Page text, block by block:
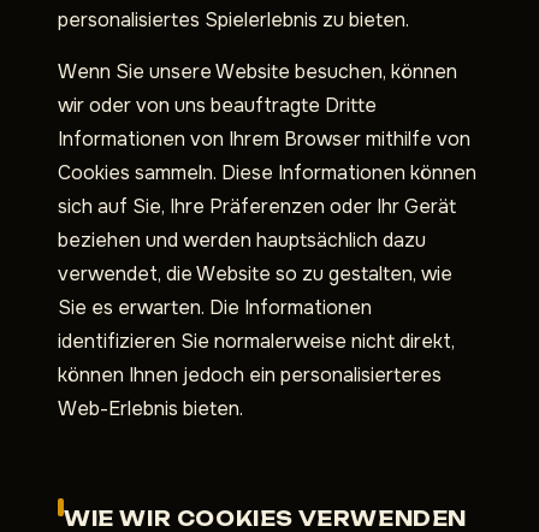
personalisiertes Spielerlebnis zu bieten.
Wenn Sie unsere Website besuchen, können
wir oder von uns beauftragte Dritte
Informationen von Ihrem Browser mithilfe von
Cookies sammeln. Diese Informationen können
sich auf Sie, Ihre Präferenzen oder Ihr Gerät
beziehen und werden hauptsächlich dazu
verwendet, die Website so zu gestalten, wie
Sie es erwarten. Die Informationen
identifizieren Sie normalerweise nicht direkt,
können Ihnen jedoch ein personalisierteres
Web-Erlebnis bieten.
WIE WIR COOKIES VERWENDEN